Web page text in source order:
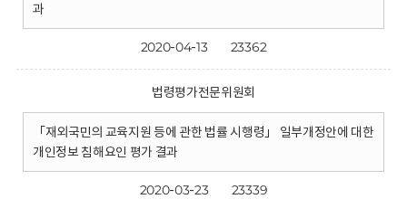
과
2020-04-13 23362
법령평가전문위원회
「재외국민의 교육지원 등에 관한 법률 시행령」 일부개정안에 대한
개인정보 침해요인 평가 결과
2020-03-23 23339